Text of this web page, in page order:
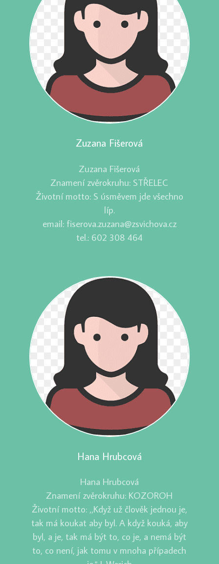
Zuzana Fišerová
Zuzana Fišerová
Znamení zvěrokruhu: STŘELEC
Životní motto: S úsměvem jde všechno
líp.
email: fiserova.zuzana@zsvichova.cz
tel.: 602 308 464
Hana Hrubcová
Hana Hrubcová
Znamení zvěrokruhu: KOZOROH
Životní motto: ‚‚Když už člověk jednou je,
tak má koukat aby byl. A když kouká, aby
byl, a je, tak má být to, co je, a nemá být
to, co není, jak tomu v mnoha případech